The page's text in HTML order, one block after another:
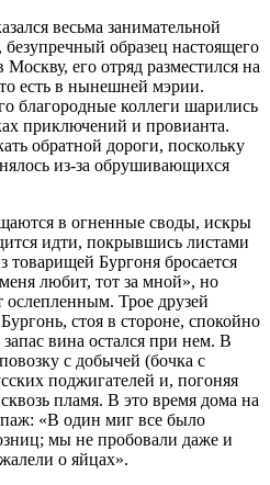
весьма занимательной
образец настоящего
его отряд разместился на
есть в нынешней мэрии.
благородные коллеги шарились
приключений и провианта.
обратной дороги, поскольку
из-за обрушивающихся
в огненные своды, искры
идти, покрывшись листами
товарищей Бургоня бросается
любит, тот за мной», но
ослепленным. Трое друзей
стоя в стороне, спокойно
вина остался при нем. В
с добычей (бочка с
поджигателей и, погоняя
пламя. В это время дома на
«В один миг все было
мы не пробовали даже и
о яйцах».